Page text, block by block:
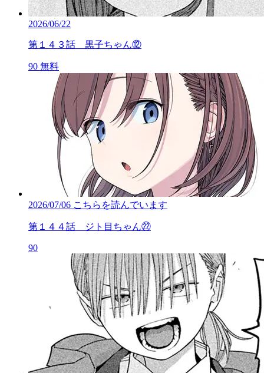
2026/06/22
第１４３話 黒子ちゃん⑫
90 無料
2026/07/06 こちらを読んでいます
第１４４話 ジト目ちゃん㉒
90